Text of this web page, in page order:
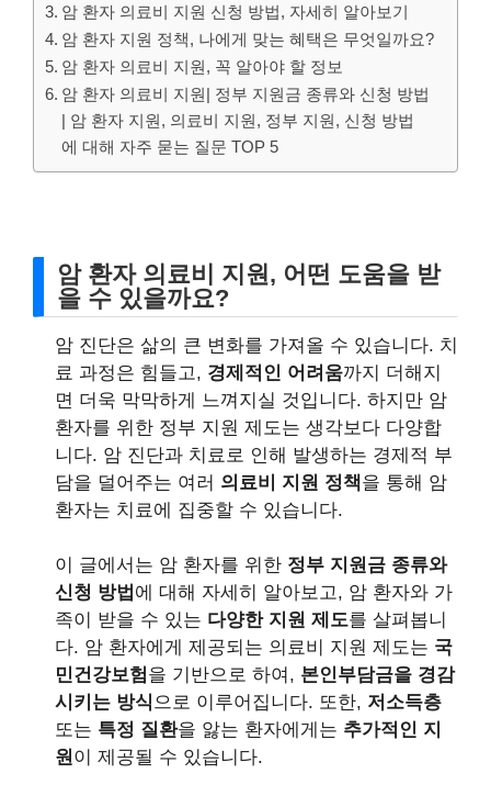
암 환자 의료비 지원 신청 방법, 자세히 알아보기
암 환자 지원 정책, 나에게 맞는 혜택은 무엇일까요?
암 환자 의료비 지원, 꼭 알아야 할 정보
암 환자 의료비 지원| 정부 지원금 종류와 신청 방법
| 암 환자 지원, 의료비 지원, 정부 지원, 신청 방법
에 대해 자주 묻는 질문 TOP 5
암 환자 의료비 지원, 어떤 도움을 받
을 수 있을까요?
암 진단은 삶의 큰 변화를 가져올 수 있습니다. 치
료 과정은 힘들고, 경제적인 어려움까지 더해지
면 더욱 막막하게 느껴지실 것입니다. 하지만 암
환자를 위한 정부 지원 제도는 생각보다 다양합
니다. 암 진단과 치료로 인해 발생하는 경제적 부
담을 덜어주는 여러 의료비 지원 정책을 통해 암
환자는 치료에 집중할 수 있습니다.
이 글에서는 암 환자를 위한 정부 지원금 종류와
신청 방법 에 대해 자세히 알아보고, 암 환자와 가
족이 받을 수 있는 다양한 지원 제도를 살펴봅니
다. 암 환자에게 제공되는 의료비 지원 제도는 국
민건강보험을 기반으로 하여, 본인부담금을 경감
시키는 방식으로 이루어집니다. 또한, 저소득층
또는 특정 질환을 앓는 환자에게는 추가적인 지
원이 제공될 수 있습니다.